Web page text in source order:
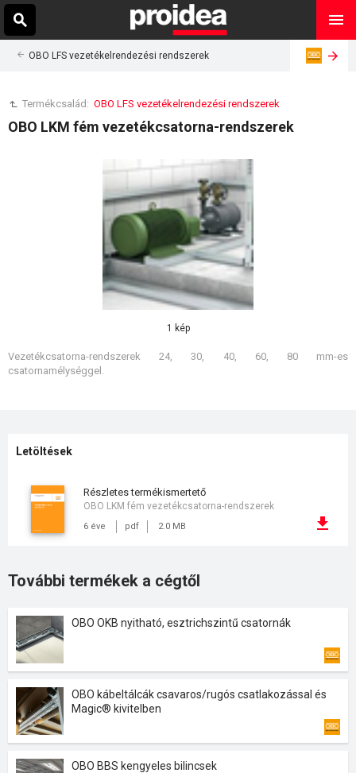
OBO LFS vezetékelrendezési rendszerek
Termékcsalád: OBO LFS vezetékelrendezési rendszerek
OBO LKM fém vezetékcsatorna-rendszerek
1 kép
Vezetékcsatorna-rendszerek 24, 30, 40, 60, 80 mm-es
csatornamélységgel.
Letöltések
részletes termékismertető
6 éve pdf 2.0 MB
OBO LKM fém vezetékcsatorna-rendszerek
További termékek a cégtől
OBO OKB nyitható, esztrichszintű csatornák
OBO kábeltálcák csavaros/rugós csatlakozással és
Magic® kivitelben
OBO BBS kengyeles bilincsek